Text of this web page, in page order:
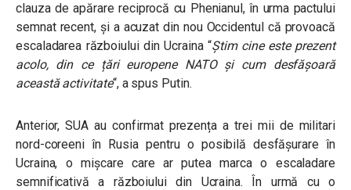
clauza de apărare reciprocă cu Phenianul, în urma pactului
semnat recent, și a acuzat din nou Occidentul că provoacă
escaladarea războiului din Ucraina “Știm cine este prezent
acolo, din ce țări europene NATO și cum desfășoară
această activitate“, a spus Putin.
Anterior, SUA au confirmat prezența a trei mii de militari
nord-coreeni în Rusia pentru o posibilă desfășurare în
Ucraina, o mișcare care ar putea marca o escaladare
semnificativă a războiului din Ucraina. În urmă cu o